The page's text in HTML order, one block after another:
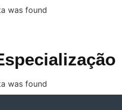
was found
was found